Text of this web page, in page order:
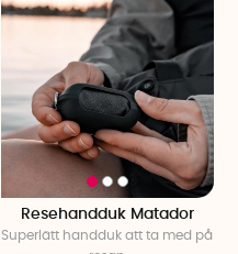
Resehandduk Matador
Superlätt handduk att ta med på